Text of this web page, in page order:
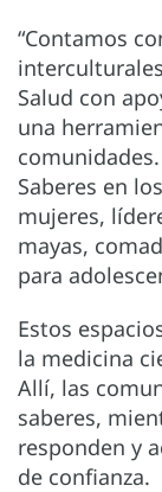
“Contamos
Salud con
una
Saberes en
mujeres,
mayas,
para
Estos
la medicina
Allí, las
saberes,
responden y
de confianza.